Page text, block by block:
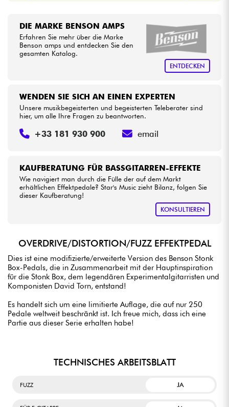
Bundle
Sehen Sie sich unsere Marken an
DIE MARKE BENSON AMPS
Erfahren Sie mehr über die Marke
Benson amps und entdecken Sie den
gesamten Katalog.
ENTDECKEN
KAUFBERATUNG FÜR BASSGITARREN-EFFEKTE
Wie navigiert man durch die Fülle der auf dem Markt
erhältlichen Effektpedale? Star's Music zieht Bilanz, folgen Sie
dieser Kaufberatung!
KONSULTIEREN
WENDEN SIE SICH AN EINEN EXPERTEN
Unsere musikbegeisterten und begeisterten Teleberater sind
hier, um alle Ihre Fragen zu beantworten.
+33 181 930 900 email
OVERDRIVE/DISTORTION/FUZZ EFFEKTPEDAL
Dies ist eine modifizierte/erweiterte Version des Benson Stonk
Box-Pedals, die in Zusammenarbeit mit der Hauptinspiration
für die Stonk Box, dem legendären Experimentalgitarristen und
Komponisten David Torn, entstand!
Es handelt sich um eine limitierte Auflage, die auf nur 250
Pedale weltweit beschränkt ist. Ich freue mich, dass ich eine
Partie aus dieser Serie erhalten habe!
TECHNISCHES ARBEITSBLATT
FUZZ JA